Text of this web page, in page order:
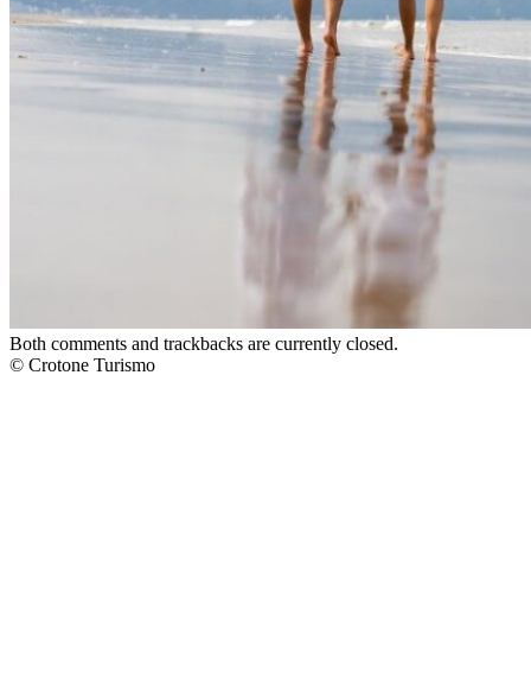
Both comments and trackbacks are currently closed.
© Crotone Turismo